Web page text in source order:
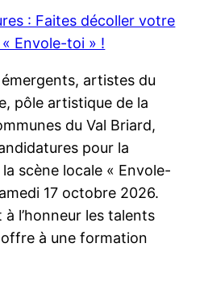
artistes du
pôle artistique de la
du Val Briard,
pour la
scène locale « Envole-
17 octobre 2026.
l’honneur les talents
à une formation